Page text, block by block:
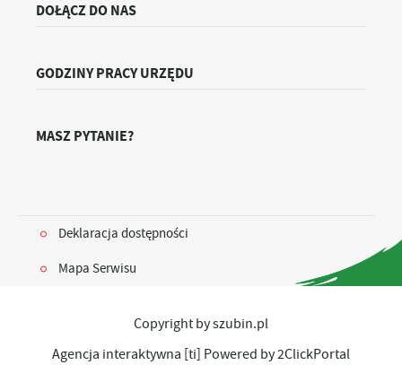
DOŁĄCZ DO NAS
GODZINY PRACY URZĘDU
MASZ PYTANIE?
Deklaracja dostępności
Mapa Serwisu
Copyright by szubin.pl
Agencja interaktywna [ti] Powered by2ClickPortal